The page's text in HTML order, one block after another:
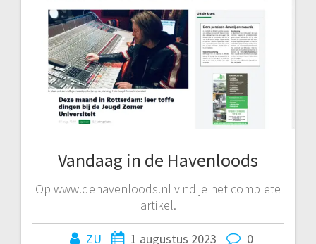
Vandaag in de Havenloods
Op www.dehavenloods.nl vind je het complete
artikel.
ZU 1 augustus 2023 0